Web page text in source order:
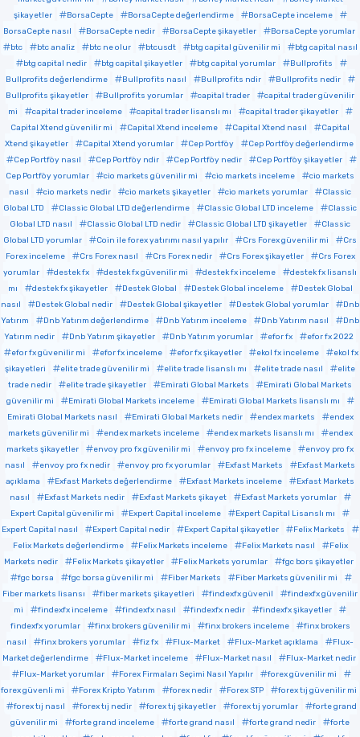
şikayetler
BorsaCepte BorsaCepte değerlendirme
BorsaCepte inceleme
BorsaCepte nasıl
BorsaCepte nedir BorsaCepte şikayetler
BorsaCepte yorumlar
btc
btc analiz btc ne olur btcusdt btg capital güvenilir mi
btg capital nasıl
btg capital nedir
btg capital şikayetler btg capital yorumlar
Bullprofits
Bullprofits değerlendirme
Bullprofits nasıl Bullprofits ndir
Bullprofits nedir
Bullprofits şikayetler
Bullprofits yorumlar capital trader
capital trader güvenilir
mi
capital trader inceleme capital trader lisanslı mı
capital trader şikayetler
Capital Xtend güvenilir mi
Capital Xtend inceleme Capital Xtend nasıl
Capital
Xtend şikayetler
Capital Xtend yorumlar Cep Portföy
Cep Portföy değerlendirme
Cep Portföy nasıl
Cep Portföy ndir Cep Portföy nedir
Cep Portföy şikayetler
Cep Portföy yorumlar
cio markets güvenilir mi cio markets inceleme
cio markets
nasıl
cio markets nedir cio markets şikayetler cio markets yorumlar
Classic
Global LTD
Classic Global LTD değerlendirme Classic Global LTD inceleme
Classic
Global LTD nasıl
Classic Global LTD nedir Classic Global LTD şikayetler
Classic
Global LTD yorumlar
Coin ile forex yatırımı nasıl yapılır Crs Forex güvenilir mi
Crs
Forex inceleme
Crs Forex nasıl Crs Forex nedir Crs Forex şikayetler
Crs Forex
yorumlar
destek fx destek fx güvenilir mi destek fx inceleme
destek fx lisanslı
mı
destek fx şikayetler Destek Global Destek Global inceleme
Destek Global
nasıl
Destek Global nedir Destek Global şikayetler Destek Global yorumlar
Dnb
Yatırım
Dnb Yatırım değerlendirme Dnb Yatırım inceleme Dnb Yatırım nasıl
Dnb
Yatırım nedir
Dnb Yatırım şikayetler Dnb Yatırım yorumlar efor fx
efor fx 2022
efor fx güvenilir mi
efor fx inceleme efor fx şikayetler ekol fx inceleme
ekol fx
şikayetleri
elite trade güvenilir mi elite trade lisanslı mı elite trade nasıl
elite
trade nedir
elite trade şikayetler Emirati Global Markets
Emirati Global Markets
güvenilir mi
Emirati Global Markets inceleme
Emirati Global Markets lisanslı mı
Emirati Global Markets nasıl
Emirati Global Markets nedir endex markets
endex
markets güvenilir mi
endex markets inceleme endex markets lisanslı mı
endex
markets şikayetler
envoy pro fx güvenilir mi envoy pro fx inceleme
envoy pro fx
nasıl
envoy pro fx nedir envoy pro fx yorumlar Exfast Markets
Exfast Markets
açıklama
Exfast Markets değerlendirme Exfast Markets inceleme
Exfast Markets
nasıl
Exfast Markets nedir Exfast Markets şikayet
Exfast Markets yorumlar
Expert Capital güvenilir mi
Expert Capital inceleme
Expert Capital Lisanslı mı
Expert Capital nasıl
Expert Capital nedir Expert Capital şikayetler
Felix Markets
Felix Markets değerlendirme
Felix Markets inceleme Felix Markets nasıl
Felix
Markets nedir
Felix Markets şikayetler Felix Markets yorumlar
fgc bors şikayetler
fgc borsa
fgc borsa güvenilir mi Fiber Markets
Fiber Markets güvenilir mi
Fiber markets lisansı
fiber markets şikayetleri findexfx güvenil
findexfx güvenilir
mi
findexfx inceleme findexfx nasıl findexfx nedir
findexfx şikayetler
findexfx yorumlar
finx brokers güvenilir mi finx brokers inceleme
finx brokers
nasıl
finx brokers yorumlar fiz fx Flux-Market Flux-Market açıklama
Flux-
Market değerlendirme
Flux-Market inceleme Flux-Market nasıl
Flux-Market nedir
Flux-Market yorumlar
Forex Firmaları Seçimi Nasıl Yapılır
forex güvenilir mi
forex güvenli mi
Forex Kripto Yatırım forex nedir Forex STP
forex tıj güvenilir mi
forex tıj nasıl
forex tıj nedir forex tıj şikayetler forex tıj yorumlar
forte grand
güvenilir mi
forte grand inceleme forte grand nasıl forte grand nedir
forte